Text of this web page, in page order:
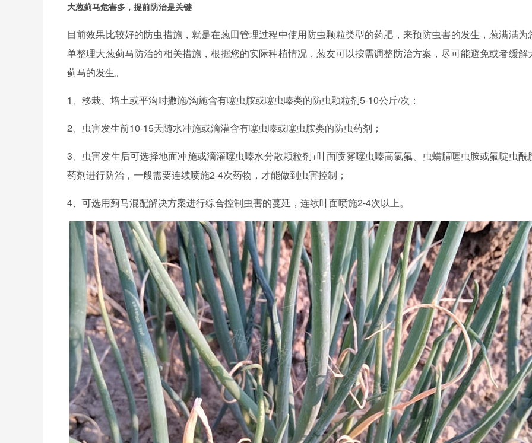
大葱蓟马危害多，提前防治是关键
目前效果比较好的防虫措施，就是在葱田管理过程中使用防虫颗粒类型的药肥，来预防虫害的发生，葱满满为
单整理大葱蓟马防治的相关措施，根据您的实际种植情况，葱友可以按需调整防治方案，尽可能避免或者缓解
蓟马的发生。
1、移栽、培土或平沟时撒施/沟施含有噻虫胺或噻虫嗪类的防虫颗粒剂5-10公斤/次；
2、虫害发生前10-15天随水冲施或滴灌含有噻虫嗪或噻虫胺类的防虫药剂；
3、虫害发生后可选择地面冲施或滴灌噻虫嗪水分散颗粒剂+叶面喷雾噻虫嗪高氯氟、虫螨腈噻虫胺或氟啶虫酰
药剂进行防治，一般需要连续喷施2-4次药物，才能做到虫害控制；
4、可选用蓟马混配解决方案进行综合控制虫害的蔓延，连续叶面喷施2-4次以上。